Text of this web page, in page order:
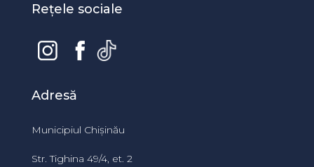
Rețele sociale
Adresă
Municipiul Chișinău
Str. Tighina 49/4, et. 2